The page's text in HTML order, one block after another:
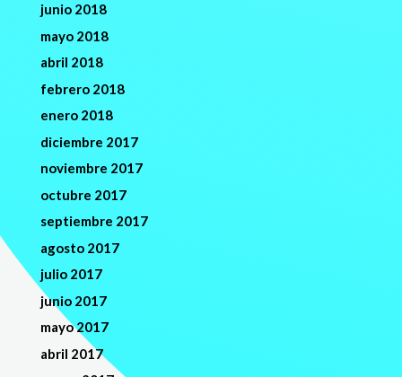
junio 2018
mayo 2018
abril 2018
febrero 2018
enero 2018
diciembre 2017
noviembre 2017
octubre 2017
septiembre 2017
agosto 2017
julio 2017
junio 2017
mayo 2017
abril 2017